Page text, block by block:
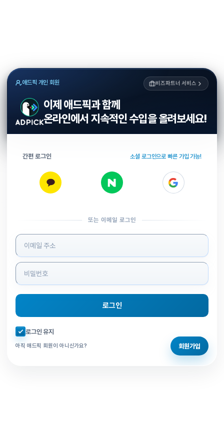
애드픽 개인 회원 비즈파트너 서비스
이제 애드픽과 함께
온라인에서 지속적인 수입을 올려보세요!
간편 로그인 소셜 로그인으로 빠른 가입 가능!
또는 이메일 로그인
로그인 정보 입력
로그인
자동로그인 체크
로그인 유지
아직 애드픽 회원이 아니신가요? 회원가입